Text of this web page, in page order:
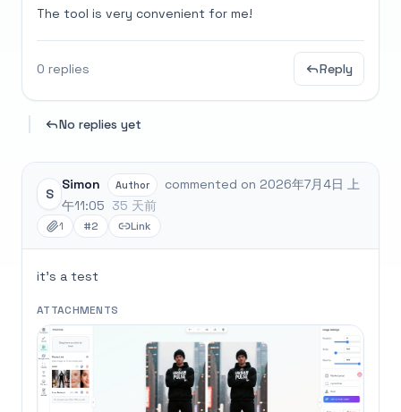
The tool is very convenient for me!
0 replies Reply
No replies yet
S
Simon Author
commented on 2026年7月4日 上
午11:05 35 天前
1 #2 Link
it's a test
ATTACHMENTS